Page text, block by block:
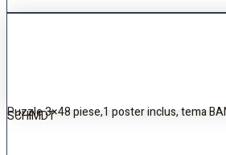
Puzzle 3×48 piese,1 poster inclus, tema
SCHIMDT